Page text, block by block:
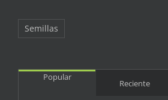
Semillas
Popular
Reciente